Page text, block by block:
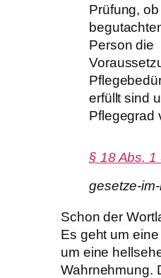
Prüfung,
Person die
erfüllt sind
Pflegegrad
§ 18 Abs. 1
gesetze-
Schon der
Es geht um eine
um eine
Wahrnehmung.